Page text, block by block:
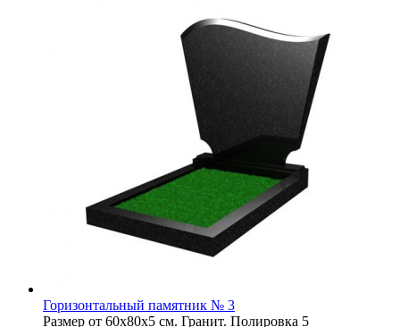
Горизонтальный памятник № 3
Размер от 60х80х5 см. Гранит. Полировка 5